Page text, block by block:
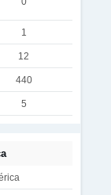
1
12
440
5